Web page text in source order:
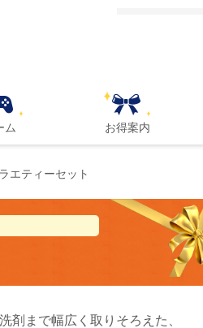
ム お得案内
エティーセット
剤まで幅広く取りそろえた、